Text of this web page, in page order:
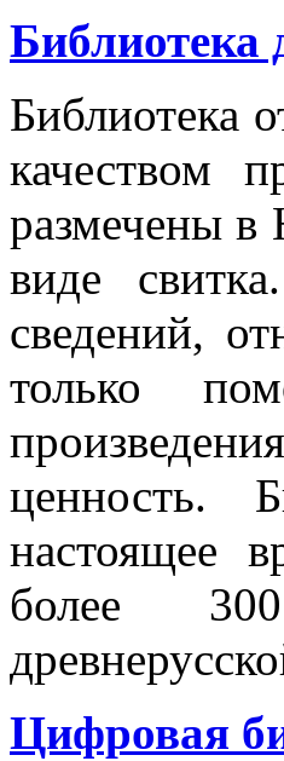
Библиотека
Библиотека
качеством
размечены
виде
сведений,
только
ценность.
настоящее
более
Цифровая